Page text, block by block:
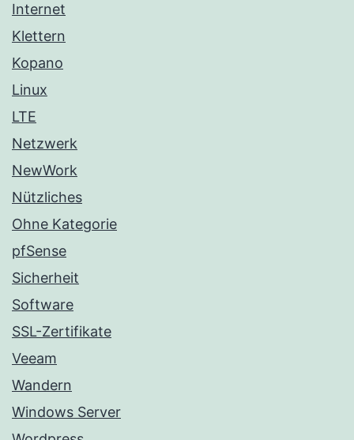
Internet
Klettern
Kopano
Linux
LTE
Netzwerk
NewWork
Nützliches
Ohne Kategorie
pfSense
Sicherheit
Software
SSL-Zertifikate
Veeam
Wandern
Windows Server